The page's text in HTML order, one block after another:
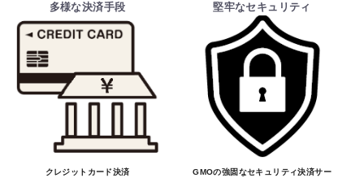
多様な決済手段
クレジットカード決済
堅牢なセキュリティ
GMOの強固なセキュリティ決済サー